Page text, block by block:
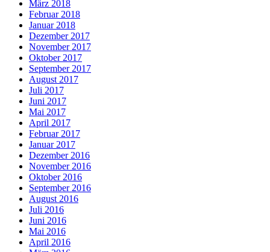
März 2018
Februar 2018
Januar 2018
Dezember 2017
November 2017
Oktober 2017
September 2017
August 2017
Juli 2017
Juni 2017
Mai 2017
April 2017
Februar 2017
Januar 2017
Dezember 2016
November 2016
Oktober 2016
September 2016
August 2016
Juli 2016
Juni 2016
Mai 2016
April 2016